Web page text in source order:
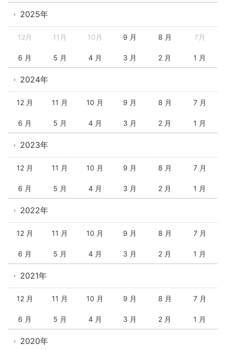
2025年
12月 11月 10月 9 月 8 月 7月
6 月 5 月 4 月 3 月 2 月 1 月
2024年
12 月 11 月 10 月 9 月 8 月 7 月
6 月 5 月 4 月 3 月 2 月 1 月
2023年
12 月 11 月 10 月 9 月 8 月 7 月
6 月 5 月 4 月 3 月 2 月 1 月
2022年
12 月 11 月 10 月 9 月 8 月 7 月
6 月 5 月 4 月 3 月 2 月 1 月
2021年
12 月 11 月 10 月 9 月 8 月 7 月
6 月 5 月 4 月 3 月 2 月 1 月
2020年